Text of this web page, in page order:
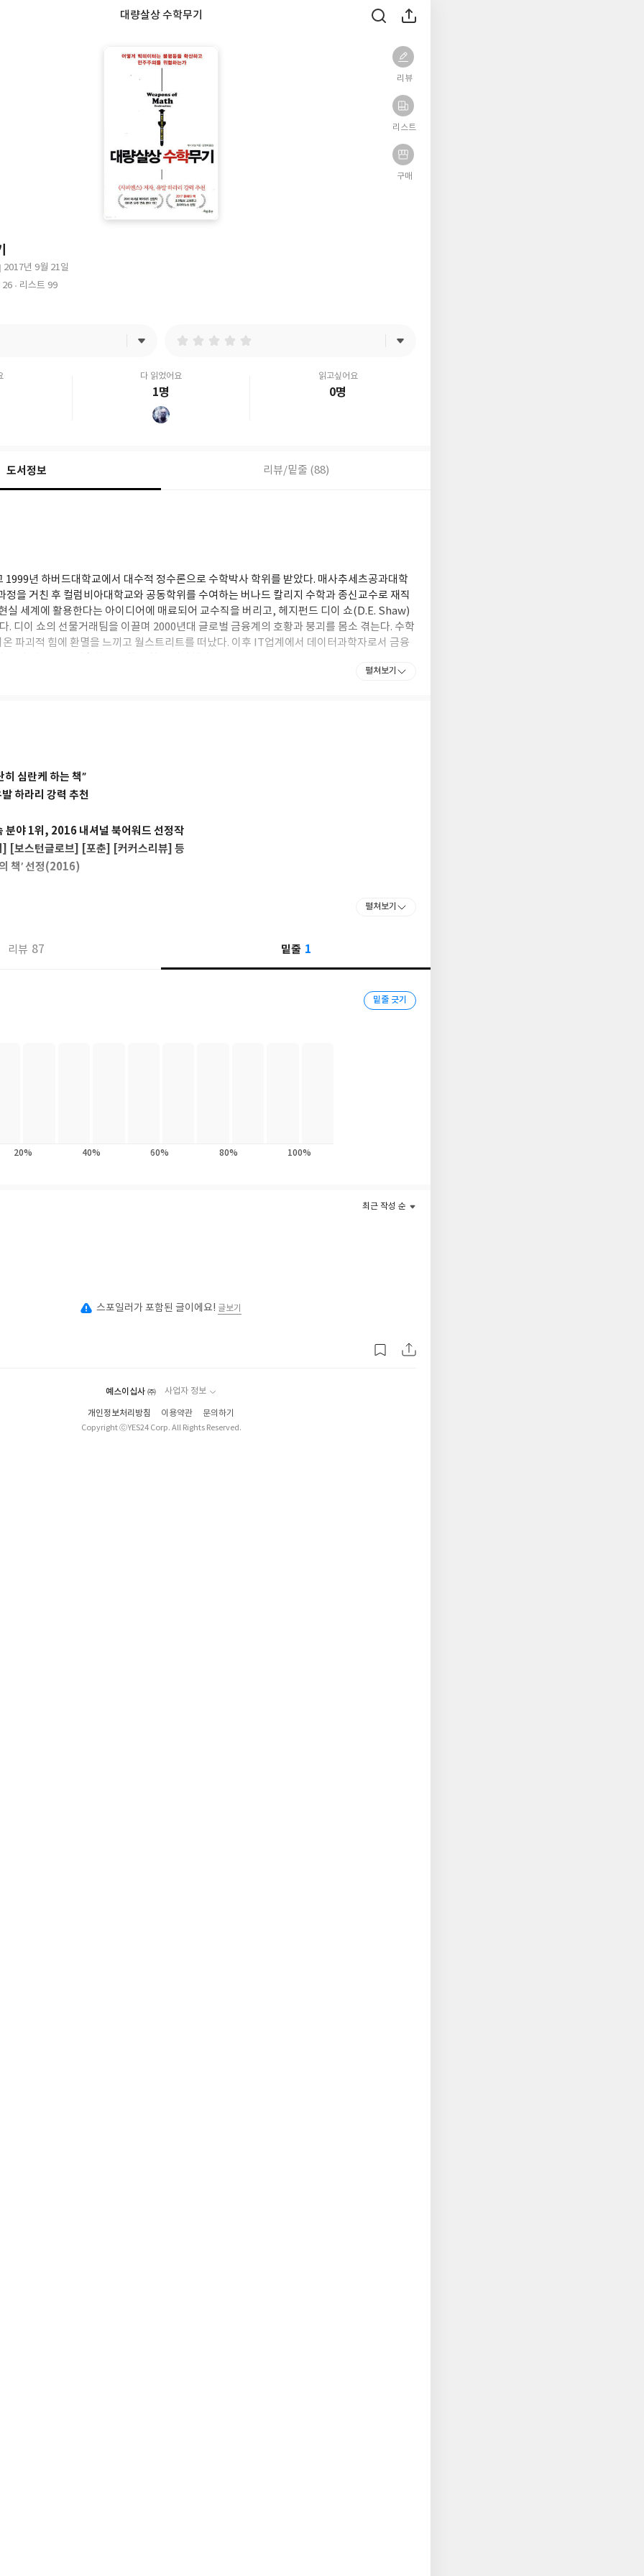
대량살상 수학무기
리뷰
리스트
구매
2017년 9월 21일
26
리스트 99
다 읽었어요
1명
읽고싶어요
0명
도서정보 리뷰/밑줄 (88)
1999년 하버드대학교에서 대수적 정수론으로 수학박사 학위를 받았다. 매사추세츠공과대학
을 거친 후 컬럼비아대학교와 공동학위를 수여하는 버나드 칼리지 수학과 종신교수로 재직
실 세계에 활용한다는 아이디어에 매료되어 교수직을 버리고, 헤지펀드 디이 쇼(D.E. Shaw)
디이 쇼의 선물거래팀을 이끌며 2000년대 글로벌 금융계의 호황과 붕괴를 몸소 겪는다. 수학
파괴적 힘에 환멸을 느끼고 월스트리트를 떠났다. 이후 IT업계에서 데이터과학자로서 금융
과학자로 일하면서 그녀는 장밋빛으로 포장된 빅데이터 경제가 불평등을 확산하고 민주주의
펼쳐보기
히 심란케 하는 책”
하라리 강력 추천
분야 1위, 2016 내셔널 북어워드 선정작
[보스턴글로브] [포춘] [커커스리뷰] 등
책’ 선정(2016)
결합으로 탄생한 빅데이터 모형은 편견에 사로잡힌 인간보다 공정하며, 개인의 권리와 이익
자 세계 최고의 헤지펀드 퀀트, 실리콘밸리의 데이터과학자였던 캐시 오닐은 수학과 빅데이
대량살상수학무기’가 어떻게 교육, 노동, 광고, 보험, 정치에 이르기까지 우리의 삶을 파괴하는
펼쳐보기
리뷰 87 밑줄 1
밑줄 긋기
20% 40% 60% 80% 100%
최근 작성 순
스포일러가 포함된 글이에요! 글보기
예스이십사 ㈜ 사업자 정보
개인정보처리방침 이용약관
문의하기
Copyright ⓒYES24 Corp. All Rights Reserved.